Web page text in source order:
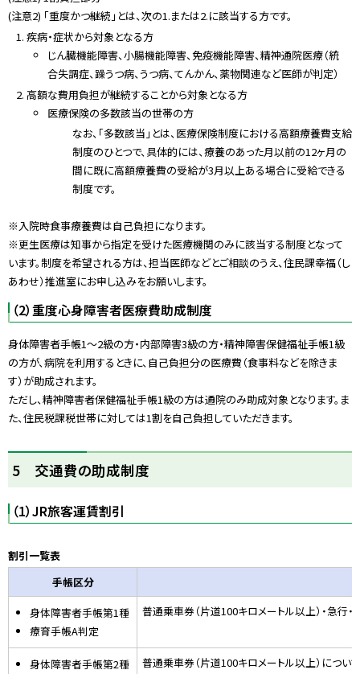
(注意2) 「重度かつ継続」とは、次の1.または2.に該当する方です。
疾病・症状から対象となる方
じん臓機能障害、小腸機能障害、免疫機能障害、精神通院医療（統
合失調症、躁うつ病、うつ病、てんかん、薬物関連など医師が判定）
高額な費用負担が継続することから対象となる方
医療保険の多数該当の世帯の方
なお、「多数該当」とは、医療保険制度における高額療養費支給
制度のひとつで、具体的には、療養のあった月以前の12ヶ月の
間に既に高額療養費の受給が3月以上ある場合に受給できる
制度です。
※入院時食事療養費は自己負担になります。
※更生医療は知事から指定を受けた医療機関のみに該当する制度となって
います。制度を希望される方は、担当医師などとご相談のうえ、住民課幸福（し
あわせ）推進室にお申し込みをお願いします。
（2）重度心身障害者医療費助成制度
身体障害者手帳1～2級の方・内部障害3級の方・精神障害保健福祉手帳1級
の方が、病院を利用するときに、自己負担分の医療費（食事料などを除きま
す）が助成されます。
ただし、精神障害者保健福祉手帳1級の方は通院のみ助成対象となります。ま
た、住民税課税世帯に対しては1割を自己負担していただきます。
ッ
に
る
5 交通費の助成制度
（1）JR旅客運賃割引
割引一覧表
手帳区分
身体障害者手帳第1種
療育手帳A判定
普通乗車券（片道100キロメートル以上）・急
身体障害者手帳第2種
普通乗車券（片道100キロメートル以上）につ